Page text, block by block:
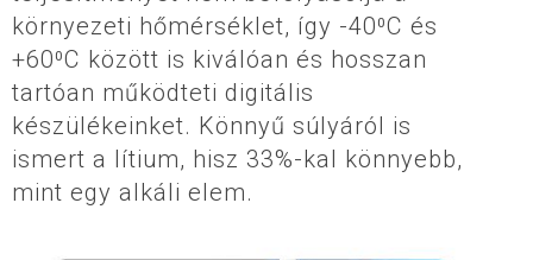
környezeti hőmérséklet, így -40⁰C és
+60⁰C között is kiválóan és hosszan
tartóan működteti digitális
készülékeinket. Könnyű súlyáról is
ismert a lítium, hisz 33%-kal könnyebb,
mint egy alkáli elem.